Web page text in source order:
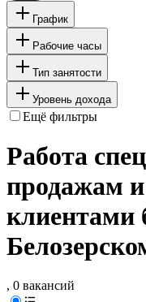
График
Рабочие часы
Тип занятости
Уровень дохода
Ещё фильтры
Работа
продажам и
клиентами
, 0 вакансий